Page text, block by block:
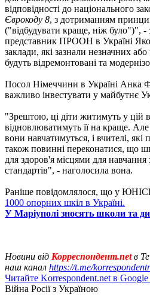
відповідності до національного
Єврокоду 8, з дотриманням
("відбудувати краще, ніж було")", -
представник ПРООН в Україні
заклади, які зазнали незначних
будуть відремонтовані та
Посол Німеччини в Україні Анка
важливо інвестувати у майбутнє
"Зрештою, ці діти житимуть у цій
відновлюватимуть її на краще.
вони навчатимуться, і вчителі,
також повинні переконатися, що
для здоров'я місцями для навчання
стандартів", - наголосила вона.
Раніше повідомлялося, що у
1000 опорних шкіл в Україні.
У Маріуполі зносять школи та
Новини від Корреспондент.netв
наш канал https://t.me/
Читайте Korrespondent.net в
Війна Росії з Україною